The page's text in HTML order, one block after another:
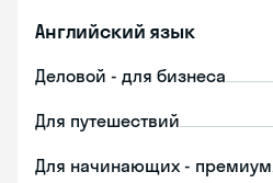
Английский язык
Деловой - для бизнеса
Для путешествий
Для начинающих - премиум